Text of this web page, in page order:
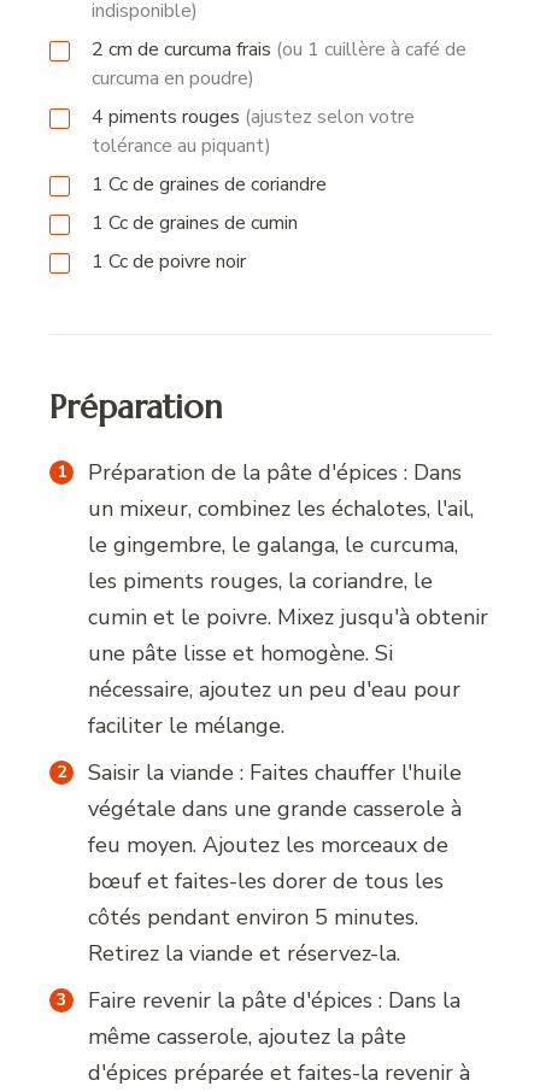
indisponible)
2 cm de curcuma frais (ou 1 cuillère à café de
curcuma en poudre)
4 piments rouges (ajustez selon votre
tolérance au piquant)
1 Ccde graines de coriandre
1 Ccde graines de cumin
1 Ccde poivre noir
Préparation
Préparation de la pâte d'épices : Dans
un mixeur, combinez les échalotes, l'ail,
le gingembre, le galanga, le curcuma,
les piments rouges, la coriandre, le
cumin et le poivre. Mixez jusqu'à obtenir
une pâte lisse et homogène. Si
nécessaire, ajoutez un peu d'eau pour
faciliter le mélange.
Saisir la viande : Faites chauffer l'huile
végétale dans une grande casserole à
feu moyen. Ajoutez les morceaux de
bœuf et faites-les dorer de tous les
côtés pendant environ 5 minutes.
Retirez la viande et réservez-la.
Faire revenir la pâte d'épices : Dans la
même casserole, ajoutez la pâte
d'épices préparée et faites-la revenir à